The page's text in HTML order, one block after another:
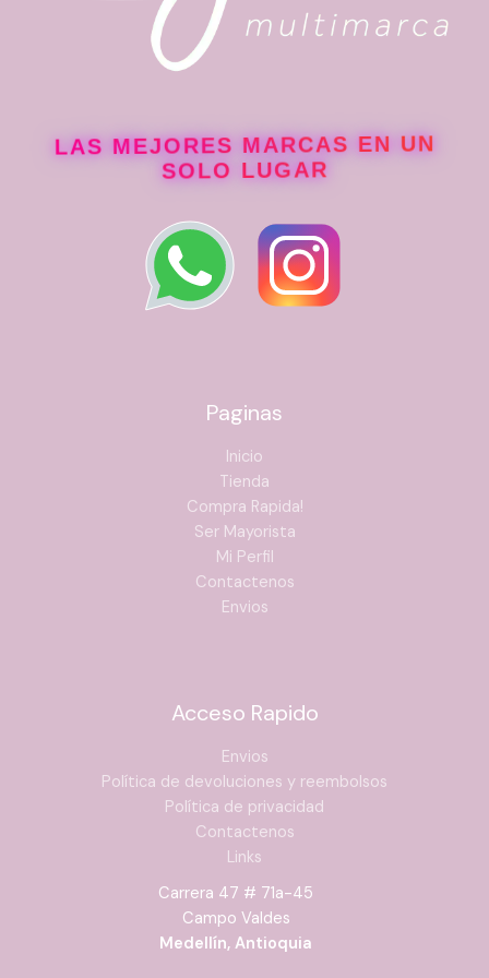
LAS MEJORES MARCAS EN UN
SOLO LUGAR
Paginas
Inicio
Tienda
Compra Rapida!
Ser Mayorista
Mi Perfil
Contactenos
Envios
Acceso Rapido
Envios
Política de devoluciones y reembolsos
Política de privacidad
Contactenos
Links
Carrera 47 # 71a-45
Campo Valdes
Medellín, Antioquia